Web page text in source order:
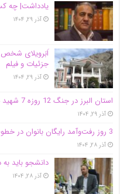
یادداشت| ‌چه
آذر ۲۹, ۱۴۰۴
اَبَر‌ویلای
جزئیات و فیلم
آذر ۲۹, ۱۴۰۴
استان البرز در جنگ 12 روزه 7 شهید دانشجو تقدیم انقلاب کرد
آذر ۲۹, ۱۴۰۴
3 روز رفت‌وآمد رایگان بانوان در خطوط اتوبوسرانی شهری کرج
آذر ۲۸, ۱۴۰۴
دانشجو باید
آذر ۲۸, ۱۴۰۴